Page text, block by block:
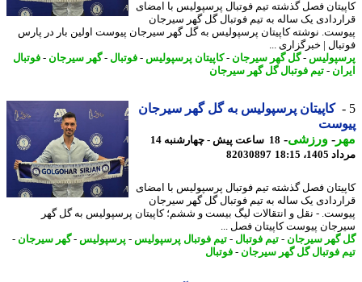
فصل گذشته تیم فوتبال پرسپولیس با امضای
یک ساله به تیم فوتبال گل گهر سیرجان
نوشته کاپیتان پرسپولیس به گل گهر سیرجان پیوست اولین بار در پارس
| خبرگزاری ...
-گل گهر سیرجان -کاپیتان پرسپولیس-فوتبال-گهر سیرجان -فوتبال
- تیم فوتبال گل گهر سیرجان
کاپیتان پرسپولیس به گل گهر سیرجان
-ورزشی-
18 ساعت پیش - چهارشنبه 14
18:15
82030897
فصل گذشته تیم فوتبال پرسپولیس با امضای
یک ساله به تیم فوتبال گل گهر سیرجان
- نقل و انتقالات لیگ بیست و ششم؛ کاپیتان پرسپولیس به گل گهر
پیوست کاپیتان فصل ...
سیرجان -تیم فوتبال-تیم فوتبال پرسپولیس-پرسپولیس-گهر سیرجان -
فوتبال گل گهر سیرجان -فوتبال